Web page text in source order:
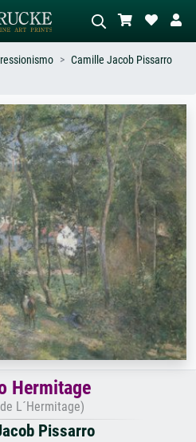
–
Descreva a cena – ex: prado verde,
abstrato com muito vermelho, pintura
a óleo escura, nu em pé ao lado de
uma árvore.
Camille Jacob Pissarro
Hermitage
L´Hermitage)
Pissarro